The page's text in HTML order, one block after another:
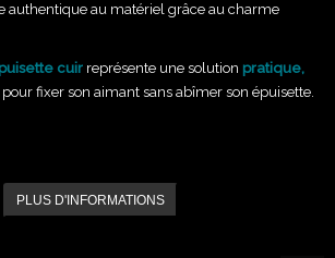
authentique au matériel grâce au charme
cuir représente une solution pratique,
fixer son aimant sans abîmer son épuisette.
PLUS D'INFORMATIONS